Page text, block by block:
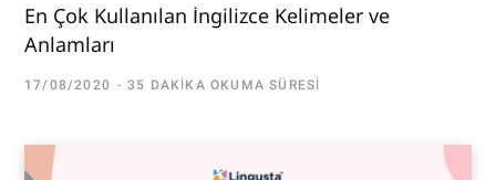
En Çok Kullanılan İngilizce Kelimeler ve
Anlamları
17/08/2020 35 DAKIKA OKUMA SÜRESI